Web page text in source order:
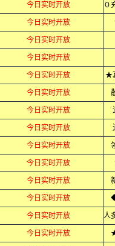
今日实时开放
今日实时开放
今日实时开放
今日实时开放
今日实时开放 ★
今日实时开放
今日实时开放
今日实时开放
今日实时开放
今日实时开放
今日实时开放
今日实时开放
今日实时开放
今日实时开放